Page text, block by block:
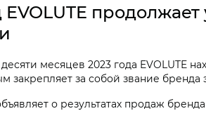
месяцев 2023 года EVOLUTE
закрепляет за собой звание
о результатах продаж